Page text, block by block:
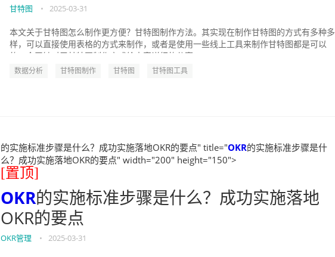
甘特图 • 2025-03-31
本文关于甘特图怎么制作更方便？甘特图制作方法。其实现在制作甘特图的方式有多种多
样，可以直接使用表格的方式来制作，或者是使用一些线上工具来制作甘特图都是可以
数据分析 甘特图制作 甘特图 甘特图工具
的实施标准步骤是什么？成功实施落地OKR的要点" title="OKR的实施标准步骤是什
么？成功实施落地OKR的要点" width="200" height="150">
[置顶]
OKR的实施标准步骤是什么？成功实施落地
OKR的要点
OKR管理 • 2025-03-31